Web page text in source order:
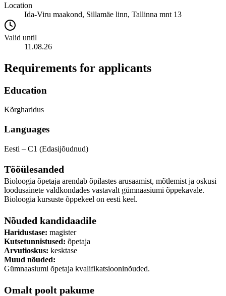
Location
Ida-Viru maakond, Sillamäe linn, Tallinna mnt 13
Valid until
11.08.26
Requirements for applicants
Education
Kõrgharidus
Languages
Eesti – C1 (Edasijõudnud)
Tööülesanded
Bioloogia õpetaja arendab õpilastes arusaamist, mõtlemist ja oskusi
loodusainete valdkondades vastavalt gümnaasiumi õppekavale.
Bioloogia kursuste õppekeel on eesti keel.
Nõuded kandidaadile
Haridustase: magister
Kutsetunnistused: õpetaja
Arvutioskus: kesktase
Muud nõuded:
Gümnaasiumi õpetaja kvalifikatsiooninõuded.
Omalt poolt pakume